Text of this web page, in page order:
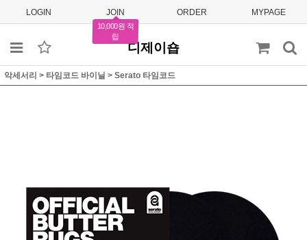
LOGIN JOIN
10,000원 적
립
ORDER MYPAGE
디제이숍
악세서리 > 타임코드 바이닐 > Serato 타임코드